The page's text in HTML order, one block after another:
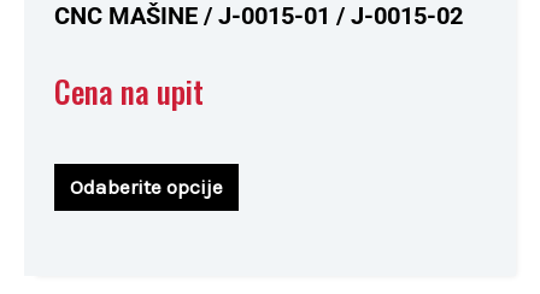
od
CNC MAŠINE / J-0015-01 / J-0015-02
Cena na upit
Odaberite opcije